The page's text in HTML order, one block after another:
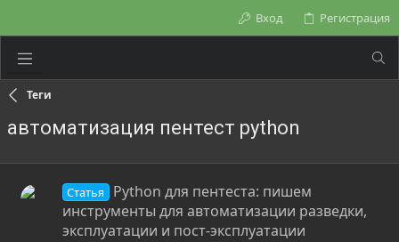
Вход Регистрация
Теги
автоматизация пентест python
Статья
Python для пентеста: пишем
инструменты для автоматизации разведки,
эксплуатации и пост-эксплуатации